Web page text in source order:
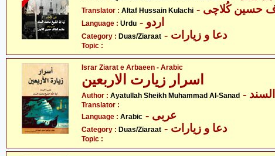
Translator : Altaf Hussain Kulachi حسین کُلاچی
Language : Urdu - اردو
Category : Duas/Ziaraat - دعا و زیارات
Topic :
Israr Ziarat e Arbaeen - Arabic
اسرار زیارت الاربعین
Author : Ayatullah Sheikh Muhammad Al-Sanad
Translator :
Language : Arabic - عربی
Category : Duas/Ziaraat - دعا و زیارات
Topic :